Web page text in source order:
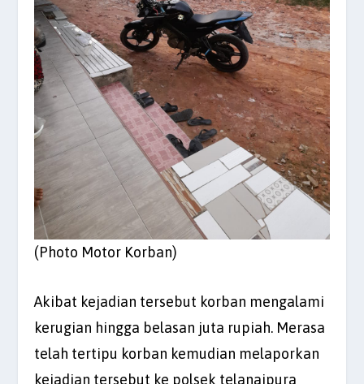
(Photo Motor Korban)
Akibat kejadian tersebut korban mengalami
kerugian hingga belasan juta rupiah. Merasa
telah tertipu korban kemudian melaporkan
kejadian tersebut ke polsek telanaipura